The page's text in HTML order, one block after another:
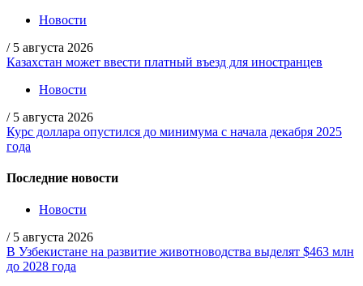
Новости
/ 5 августа 2026
Казахстан может ввести платный въезд для иностранцев
Новости
/ 5 августа 2026
Курс доллара опустился до минимума с начала декабря 2025
года
Последние новости
Новости
/ 5 августа 2026
В Узбекистане на развитие животноводства выделят $463 млн
до 2028 года